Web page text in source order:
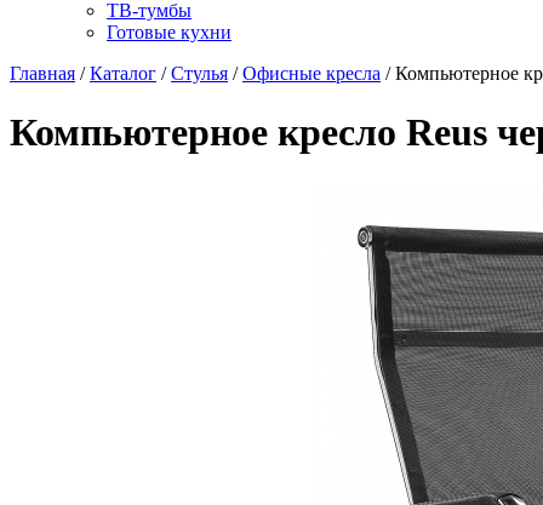
ТВ-тумбы
Готовые кухни
Главная /Каталог /Стулья /Офисные кресла /Компьютерное
Компьютерное кресло Reus